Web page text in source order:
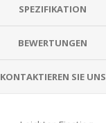
SPEZIFIKATION
BEWERTUNGEN
KONTAKTIEREN SIE UNS